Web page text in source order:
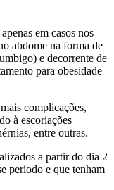
em casos nos
abdome na forma de
e decorrente de
para obesidade
complicações,
à escoriações
entre outras.
a partir do dia 2
período e que tenham